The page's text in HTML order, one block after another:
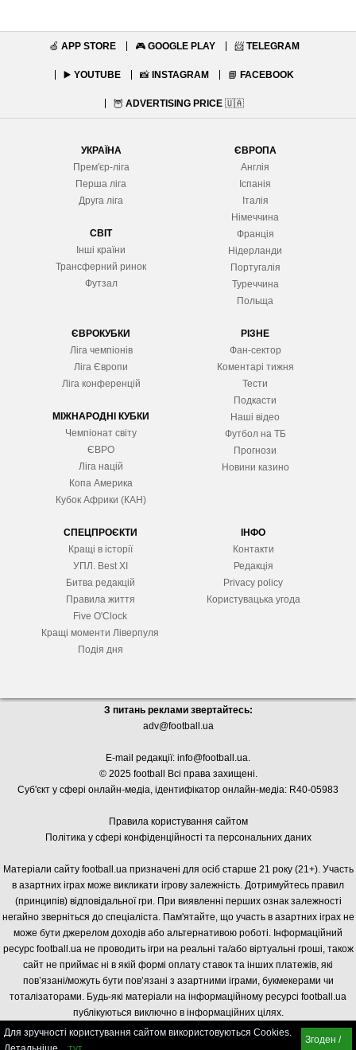
🍏 APP STORE 🎮 GOOGLE PLAY 📨 TELEGRAM
▶️ YOUTUBE 📸 INSTAGRAM 📘 FACEBOOK
🦉 ADVERTISING PRICE 🇺🇦
УКРАЇНА
Прем'єр-ліга
Перша ліга
Друга ліга
СВІТ
Інші країни
Трансферний ринок
Футзал
ЄВРОПА
Англія
Іспанія
Італія
Німеччина
Франція
Нідерланди
Португалія
Туреччина
Польща
ЄВРОКУБКИ
Ліга чемпіонів
Ліга Європи
Ліга конференцій
МІЖНАРОДНІ КУБКИ
Чемпіонат світу
ЄВРО
Ліга націй
Копа Америка
Кубок Африки (КАН)
РІЗНЕ
Фан-сектор
Коментарі тижня
Тести
Подкасти
Наші відео
Футбол на ТБ
Прогнози
Новини казино
СПЕЦПРОЄКТИ
Кращі в історії
УПЛ. Best XІ
Битва редакцій
Правила життя
Five O'Clock
Кращі моменти Ліверпуля
Подія дня
ІНФО
Контакти
Редакція
Privacy policy
Користувацька угода
З питань реклами звертайтесь:
adv@football.ua
E-mail редакції: info@football.ua.
© 2025 football Всі права захищені.
Суб'єкт у сфері онлайн-медіа, ідентифікатор онлайн-медіа: R40-05983
Правила користування сайтом
Політика у сфері конфіденційності та персональних даних
Матеріали сайту football.ua призначені для осіб старше 21 року (21+). Участь
в азартних іграх може викликати ігрову залежність. Дотримуйтесь правил
(принципів) відповідальної гри. При виявленні перших ознак залежності
негайно зверніться до спеціаліста. Пам'ятайте, що участь в азартних іграх не
може бути джерелом доходів або альтернативою роботі. Інформаційний
ресурс football.ua не проводить ігри на реальні та/або віртуальні гроші, також
сайт не приймає ні в якій формі оплату ставок та інших платежів, які
пов’язані/можуть бути пов’язані з азартними іграми, букмекерами чи
тоталізаторами. Будь-які матеріали на інформаційному ресурсі football.ua
публікуються виключно в інформаційних цілях.
Для зручності користування сайтом використовуються Cookies.
Згоден /